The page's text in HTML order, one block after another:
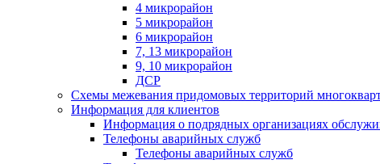
4 микрорайон
5 микрорайон
6 микрорайон
7, 13 микрорайон
9, 10 микрорайон
ДСР
Схемы межевания придомовых территорий
Информация для клиентов
Информация о подрядных организациях
Телефоны аварийных служб
Телефоны аварийных служб